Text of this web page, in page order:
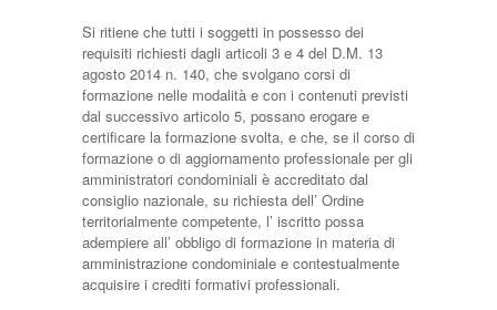
Si ritiene che tutti i soggetti in possesso dei
requisiti richiesti dagli articoli 3 e 4 del D.M. 13
agosto 2014 n. 140, che svolgano corsi di
formazione nelle modalità e con i contenuti previsti
dal successivo articolo 5, possano erogare e
certificare la formazione svolta, e che, se il corso di
formazione o di aggiornamento professionale per gli
amministratori condominiali è accreditato dal
consiglio nazionale, su richiesta dell’ Ordine
territorialmente competente, l’ iscritto possa
adempiere all’ obbligo di formazione in materia di
amministrazione condominiale e contestualmente
acquisire i crediti formativi professionali.